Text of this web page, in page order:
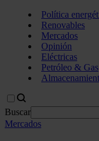
Política
Renovables
Mercados
Opinión
Eléctricas
Petróleo & Gas
Buscar
Mercados